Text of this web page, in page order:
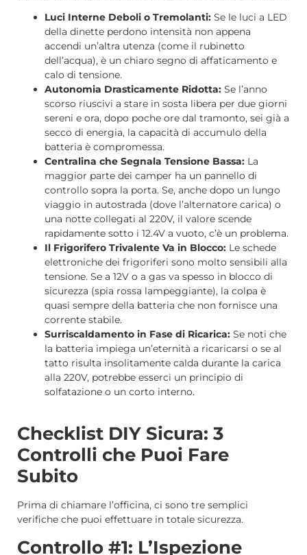
Luci Interne Deboli o Tremolanti: Se le luci a LED
della dinette perdono intensità non appena
accendi un’altra utenza (come il rubinetto
dell’acqua), è un chiaro segno di affaticamento e
calo di tensione.
Autonomia Drasticamente Ridotta: Se l’anno
scorso riuscivi a stare in sosta libera per due giorni
sereni e ora, dopo poche ore dal tramonto, sei già a
secco di energia, la capacità di accumulo della
batteria è compromessa.
Centralina che Segnala Tensione Bassa: La
maggior parte dei camper ha un pannello di
controllo sopra la porta. Se, anche dopo un lungo
viaggio in autostrada (dove l’alternatore carica) o
una notte collegati al 220V, il valore scende
rapidamente sotto i 12.4V a vuoto, c’è un problema.
Il Frigorifero Trivalente Va in Blocco: Le schede
elettroniche dei frigoriferi sono molto sensibili alla
tensione. Se a 12V o a gas va spesso in blocco di
sicurezza (spia rossa lampeggiante), la colpa è
quasi sempre della batteria che non fornisce una
corrente stabile.
Surriscaldamento in Fase di Ricarica: Se noti che
la batteria impiega un’eternità a ricaricarsi o se al
tatto risulta insolitamente calda durante la carica
alla 220V, potrebbe esserci un principio di
solfatazione o un corto interno.
Checklist DIY Sicura: 3
Controlli che Puoi Fare
Subito
Prima di chiamare l’officina, ci sono tre semplici
verifiche che puoi effettuare in totale sicurezza.
Controllo #1: L’Ispezione